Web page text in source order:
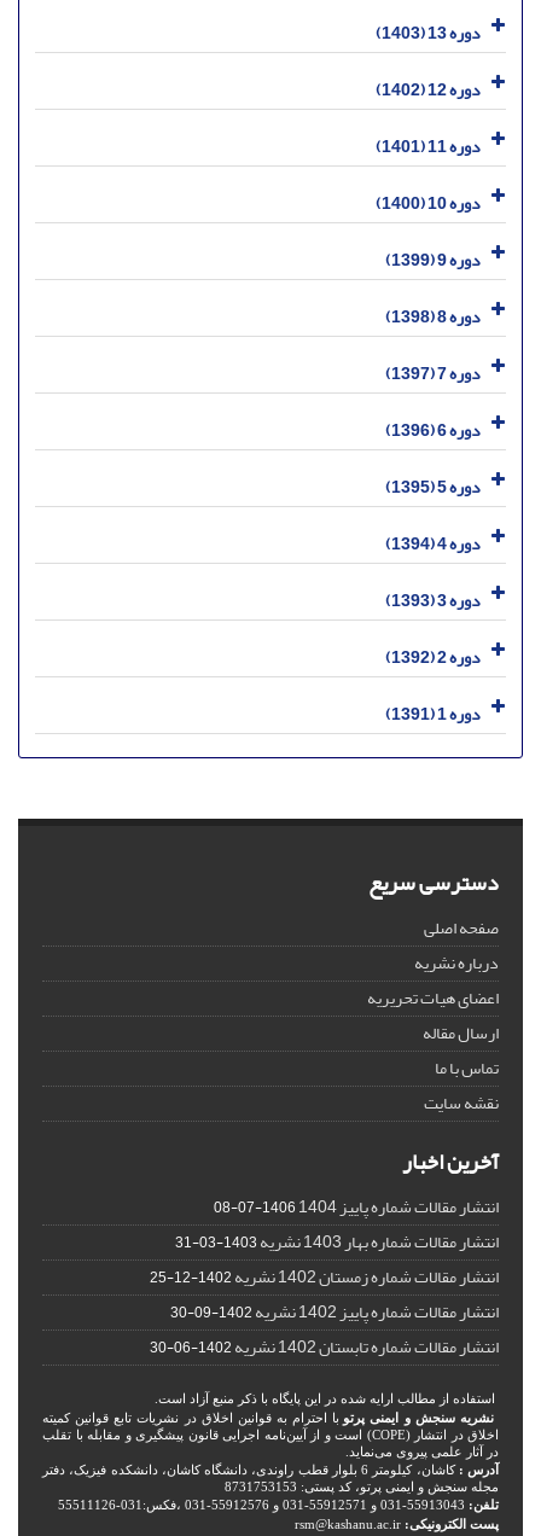
دوره 13 (1403)
دوره 12 (1402)
دوره 11 (1401)
دوره 10 (1400)
دوره 9 (1399)
دوره 8 (1398)
دوره 7 (1397)
دوره 6 (1396)
دوره 5 (1395)
دوره 4 (1394)
دوره 3 (1393)
دوره 2 (1392)
دوره 1 (1391)
دسترسی سریع
صفحه اصلی
درباره نشریه
اعضای هیات تحریریه
ارسال مقاله
تماس با ما
نقشه سایت
آخرین اخبار
انتشار مقالات شماره پاییز 1404 1406-07-08
انتشار مقالات شماره بهار 1403 نشریه 1403-03-31
انتشار مقالات شماره زمستان 1402 نشریه 1402-12-25
انتشار مقالات شماره پاییز 1402 نشریه 1402-09-30
انتشار مقالات شماره تابستان 1402 نشریه 1402-06-30
استفاده از مطالب ارایه شده در این پایگاه با ذکر منبع آزاد است.
نشریه سنجش و ایمنی پرتو با احترام به قوانین اخلاق در نشریات تابع قوانین کمیته
اخلاق در انتشار (COPE) است و از آیین‌نامه اجرایی قانون پیشگیری و مقابله با تقلب
در آثار علمی پیروی می‌نماید.
آدرس :
کاشان، کیلومتر 6 بلوار قطب راوندی، دانشگاه کاشان، دانشکده فیزیک، دفتر
مجله سنجش و ایمنی پرتو، کد پستی: 8731753153
تلفن:
پست الکترونیکی: rsm@kashanu.ac.ir